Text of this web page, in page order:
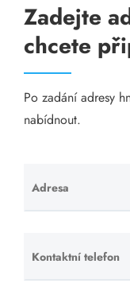
Připojení k internetu
Odkazy
Katalog A-seznam.cz
Visací zámky - TOKOZ
Zadejte
chcete
Po zadání adresy
nabídnout.
Adresa
Ponechte
toto pole
Kontaktní telefon
Ponechte
toto pole